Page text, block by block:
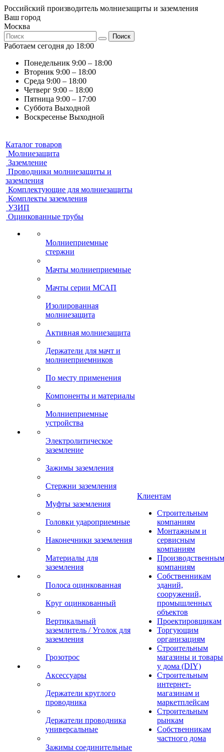
Российский производитель молниезащиты и заземления
Ваш город
Москва
Поиск
Работаем сегодня до 18:00
Понедельник 9:00 – 18:00
Вторник 9:00 – 18:00
Среда 9:00 – 18:00
Четверг 9:00 – 18:00
Пятница 9:00 – 17:00
Суббота Выходной
Воскресенье Выходной
Каталог товаров
Молниезащита
Заземление
Проводники молниезащиты и
заземления
Комплектующие для молниезащиты
Комплекты заземления
УЗИП
Оцинкованные трубы
Молниеприемные
стержни
Мачты молниеприемные
Мачты серии МСАП
Изолированная
молниезащита
Активная молниезащита
Держатели для мачт и
молниеприемников
По месту применения
Компоненты и материалы
Молниеприемные
устройства
Электролитическое
заземление
Зажимы заземления
Стержни заземления
Муфты заземления
Головки удароприемные
Наконечники заземления
Материалы для
заземления
Полоса оцинкованная
Круг оцинкованный
Вертикальный
заземлитель / Уголок для
заземления
Грозотрос
Аксессуары
Держатели круглого
проводника
Держатели проводника
универсальные
Зажимы соединительные
Клиентам
Строительным
компаниям
Монтажным и
сервисным
компаниям
Производственным
компаниям
Собственникам
зданий,
сооружений,
промышленных
объектов
Проектировщикам
Торгующим
организациям
Строительным
магазины и товары
у дома (DIY)
Строительным
интернет-
магазинам и
маркетплейсам
Строительным
рынкам
Собственникам
частного дома